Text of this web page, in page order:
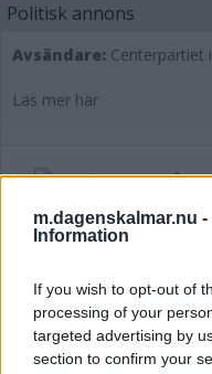
m.dagenskalmar.nu -
Information
If you wish to opt-out of
processing of your
targeted advertising by
section to confirm your
Politisk annons
Avsändare: Centerpartiet
Läs mer här
Grand Opening
Kalmar: ”En
NÄRINGSLIV 09 maj